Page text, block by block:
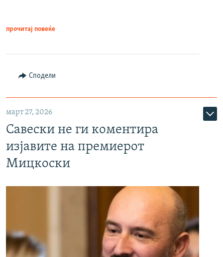
прочитај повеќе
Сподели
март 27, 2026
Савески не ги коментира
изјавите на премиерот
Мицкоски